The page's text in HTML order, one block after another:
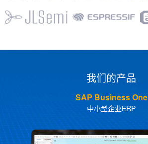
我们的产品
SAP Business One
中小型企业ERP